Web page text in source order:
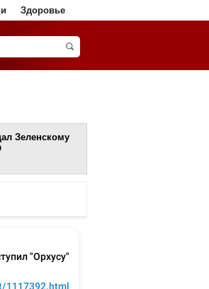
Здоровье
Зеленскому